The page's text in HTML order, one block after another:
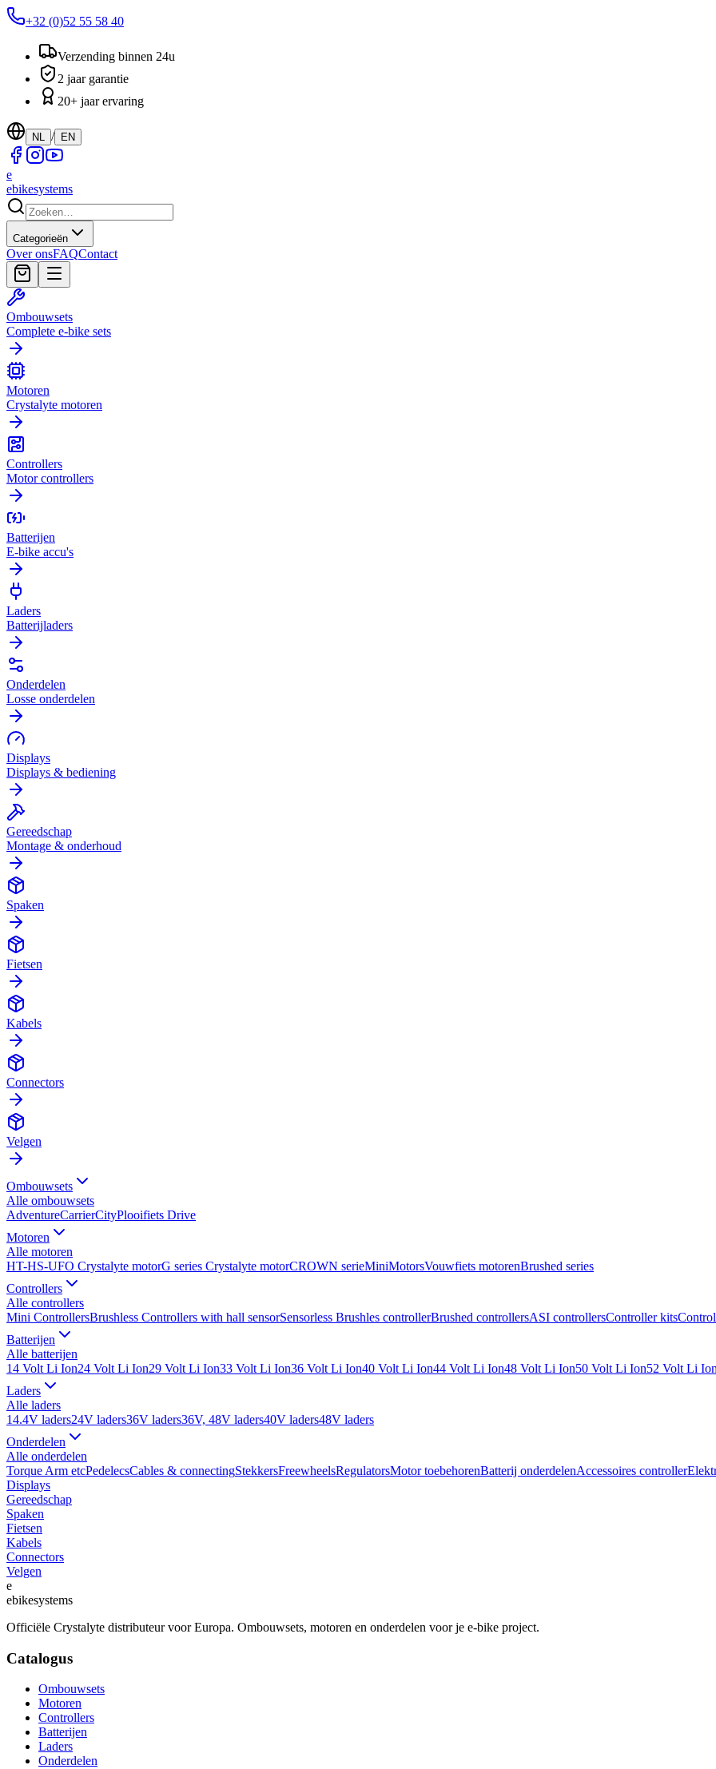
+32 (0)52 55 58 40
Verzending binnen 24u
2 jaar garantie
20+ jaar ervaring
NL / EN
e
ebikesystems
Categorieën
Over onsFAQContact
Ombouwsets
Complete e-bike sets
Motoren
Crystalyte motoren
Controllers
Motor controllers
Batterijen
E-bike accu's
Laders
Batterijladers
Onderdelen
Losse onderdelen
Displays
Displays & bediening
Gereedschap
Montage & onderhoud
Spaken
Fietsen
Kabels
Connectors
Velgen
Ombouwsets
Alle ombouwsets
AdventureCarrierCityPlooifiets Drive
Motoren
Alle motoren
HT-HS-UFO Crystalyte motorG series Crystalyte motorCROWN serieMiniMotorsVouwfiets motorenBrushed series
Controllers
Alle controllers
Mini ControllersBrushless Controllers with hall sensorSensorless Brushles controllerBrushed controllersASI controllersController kits
Batterijen
Alle batterijen
14 Volt Li Ion24 Volt Li Ion29 Volt Li Ion33 Volt Li Ion36 Volt Li Ion40 Volt Li Ion44 Volt Li Ion48 Volt Li Ion50 Volt Li Ion52 Volt Li Ion
Laders
Alle laders
14.4V laders24V laders36V laders36V, 48V laders40V laders48V laders
Onderdelen
Alle onderdelen
Torque Arm etcPedelecsCables & connectingStekkersFreewheelsRegulatorsMotor toebehorenBatterij onderdelenAccessoires controller
Displays
Gereedschap
Spaken
Fietsen
Kabels
Connectors
Velgen
e
ebikesystems
Officiële Crystalyte distributeur voor Europa. Ombouwsets, motoren en onderdelen voor je e-bike project.
Catalogus
Ombouwsets
Motoren
Controllers
Batterijen
Laders
Onderdelen